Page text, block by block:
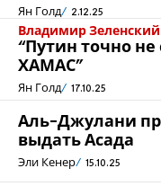
Ян Голд 2.12.25
Владимир
“Путин точно
ХАМАС”
Ян Голд 17.10.25
Аль-Джулани
выдать Асада
Эли Кенер 15.10.25